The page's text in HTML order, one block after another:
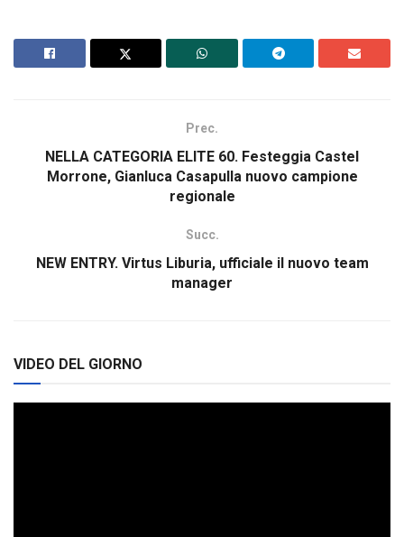
Prec.
NELLA CATEGORIA ELITE 60. Festeggia Castel
Morrone, Gianluca Casapulla nuovo campione
regionale
Succ.
NEW ENTRY. Virtus Liburia, ufficiale il nuovo team
manager
VIDEO DEL GIORNO